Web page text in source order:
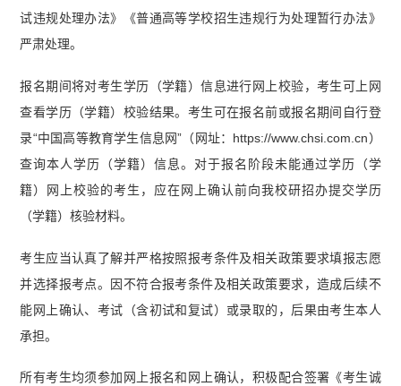
试违规处理办法》《普通高等学校招生违规行为处理暂行办法》
严肃处理。
报名期间将对考生学历（学籍）信息进行网上校验，考生可上网
查看学历（学籍）校验结果。考生可在报名前或报名期间自行登
录“中国高等教育学生信息网”（网址：https://www.chsi.com.cn）
查询本人学历（学籍）信息。对于报名阶段未能通过学历（学
籍）网上校验的考生，应在网上确认前向我校研招办提交学历
（学籍）核验材料。
考生应当认真了解并严格按照报考条件及相关政策要求填报志愿
并选择报考点。因不符合报考条件及相关政策要求，造成后续不
能网上确认、考试（含初试和复试）或录取的，后果由考生本人
承担。
所有考生均须参加网上报名和网上确认，积极配合签署《考生诚